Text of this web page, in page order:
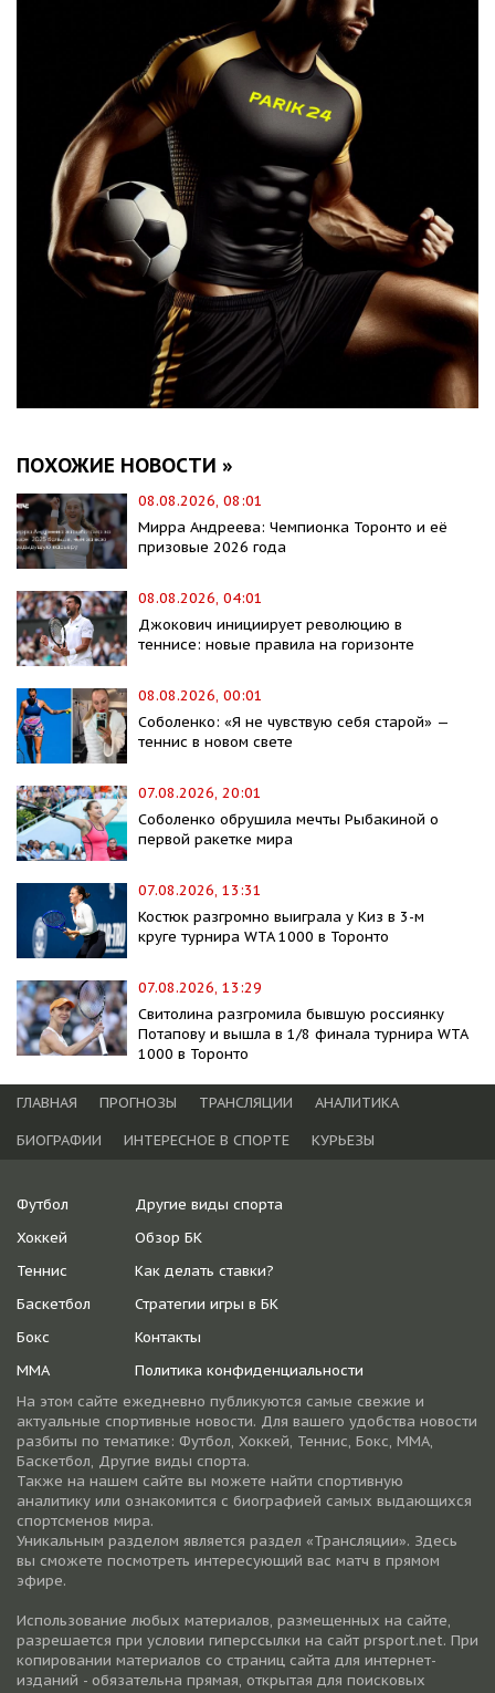
ПОХОЖИЕ НОВОСТИ »
08.08.2026, 08:01
Мирра Андреева: Чемпионка Торонто и её
призовые 2026 года
08.08.2026, 04:01
Джокович инициирует революцию в
теннисе: новые правила на горизонте
08.08.2026, 00:01
Соболенко: «Я не чувствую себя старой» —
теннис в новом свете
07.08.2026, 20:01
Соболенко обрушила мечты Рыбакиной о
первой ракетке мира
07.08.2026, 13:31
Костюк разгромно выиграла у Киз в 3-м
круге турнира WTA 1000 в Торонто
07.08.2026, 13:29
Свитолина разгромила бывшую россиянку
Потапову и вышла в 1/8 финала турнира WTA
1000 в Торонто
ГЛАВНАЯ ПРОГНОЗЫ ТРАНСЛЯЦИИ
АНАЛИТИКА
БИОГРАФИИ
ИНТЕРЕСНОЕ В СПОРТЕ КУРЬЕЗЫ
Футбол
Хоккей
Теннис
Баскетбол
Бокс
ММА
Другие виды спорта
Обзор БК
Как делать ставки?
Стратегии игры в БК
Контакты
Политика конфиденциальности
На этом сайте ежедневно публикуются самые свежие и
актуальные спортивные новости. Для вашего удобства новости
разбиты по тематике: Футбол, Хоккей, Теннис, Бокс, ММА,
Баскетбол, Другие виды спорта.
Также на нашем сайте вы можете найти спортивную
аналитику или ознакомится с биографией самых выдающихся
спортсменов мира.
Уникальным разделом является раздел «Трансляции». Здесь
вы сможете посмотреть интересующий вас матч в прямом
эфире.
Использование любых материалов, размещенных на сайте,
разрешается при условии гиперссылки на cайт prsport.net. При
копировании материалов со страниц сайта для интернет-
изданий - обязательна прямая, открытая для поисковых